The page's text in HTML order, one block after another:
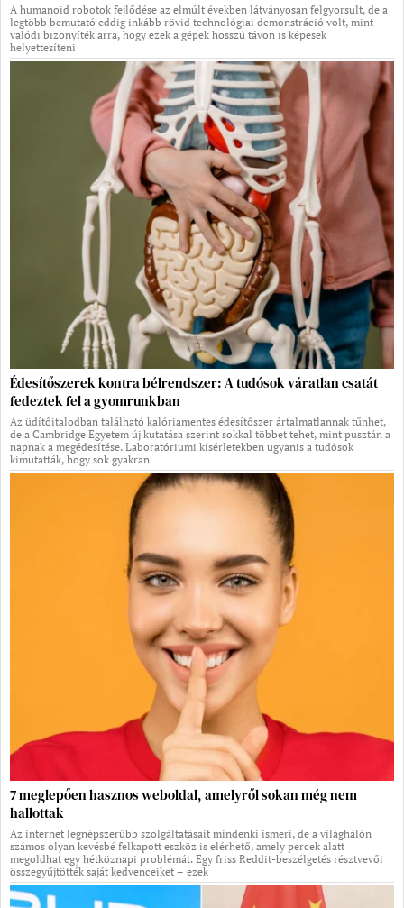
A humanoid robotok fejlődése az elmúlt években látványosan felgyorsult, de a
legtöbb bemutató eddig inkább rövid technológiai demonstráció volt, mint
valódi bizonyíték arra, hogy ezek a gépek hosszú távon is képesek
helyettesíteni
Édesítőszerek kontra bélrendszer: A tudósok váratlan csatát
fedeztek fel a gyomrunkban
Az üdítőitalodban található kalóriamentes édesítőszer ártalmatlannak tűnhet,
de a Cambridge Egyetem új kutatása szerint sokkal többet tehet, mint pusztán a
napnak a megédesítése. Laboratóriumi kísérletekben ugyanis a tudósok
kimutatták, hogy sok gyakran
7 meglepően hasznos weboldal, amelyről sokan még nem
hallottak
Az internet legnépszerűbb szolgáltatásait mindenki ismeri, de a világhálón
számos olyan kevésbé felkapott eszköz is elérhető, amely percek alatt
megoldhat egy hétköznapi problémát. Egy friss Reddit-beszélgetés résztvevői
összegyűjtötték saját kedvenceiket – ezek